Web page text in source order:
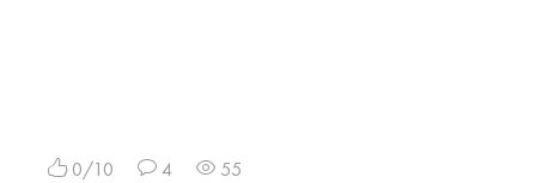
0/10 4 55